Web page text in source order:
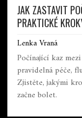
JAK ZASTAVIT
PRAKTICKÉ
Lenka Vraná
Počínající kaz
pravidelná péče,
Zjistěte, jakými
začne bolet.